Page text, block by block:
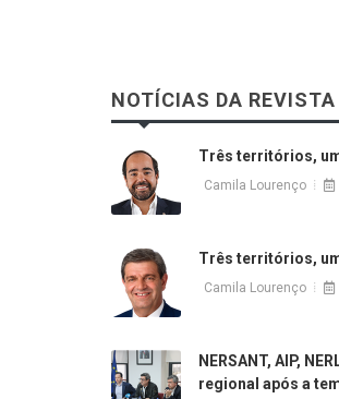
NOTÍCIAS DA REVISTA
Três territórios,
Camila Lourenço
Três territórios,
Camila Lourenço
NERSANT, AIP,
regional após a